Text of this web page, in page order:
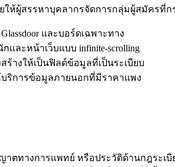
ให้ผู้สรรหาบุคลากรจัดการกลุ่มผู้สมัครที่
และบอร์ดเฉพาะทาง
และหน้าเว็บแบบ infinite-scrolling
ร้างให้เป็นฟิลด์ข้อมูลที่เป็นระเบียบ
ริการข้อมูลภายนอกที่มีราคาแพง
าตทางการแพทย์ หรือประวัติด้านกฎระ